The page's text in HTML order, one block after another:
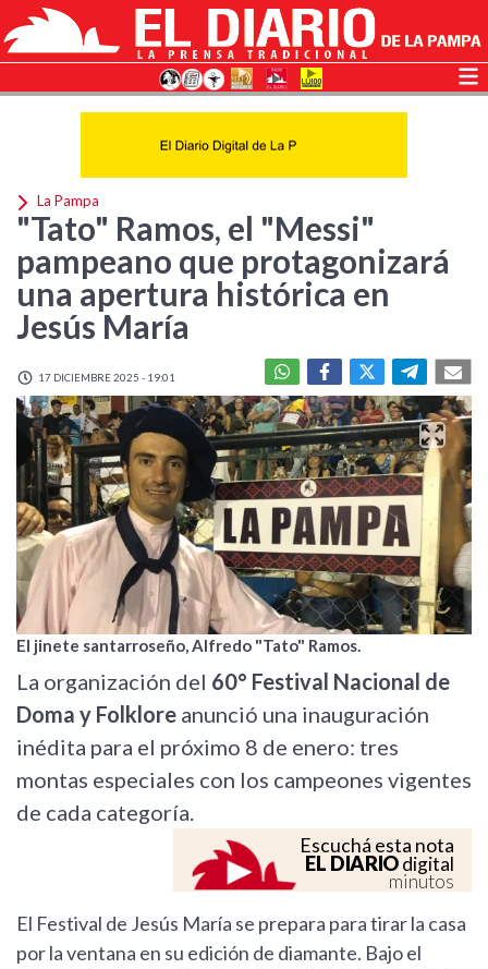
La Pampa
"Tato" Ramos, el "Messi"
pampeano que protagonizará
una apertura histórica en
Jesús María
17 DICIEMBRE 2025 - 19:01
El jinete santarroseño, Alfredo "Tato" Ramos.
La organización del 60° Festival Nacional de
Doma y Folklore anunció una inauguración
inédita para el próximo 8 de enero: tres
montas especiales con los campeones vigentes
de cada categoría.
Escuchá esta nota
EL DIARIOdigital
minutos
El Festival de Jesús María se prepara para tirar la casa
por la ventana en su edición de diamante. Bajo el